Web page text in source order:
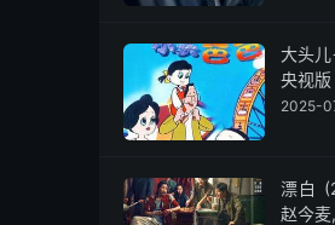
大头
央视版
2025-
漂白
赵今